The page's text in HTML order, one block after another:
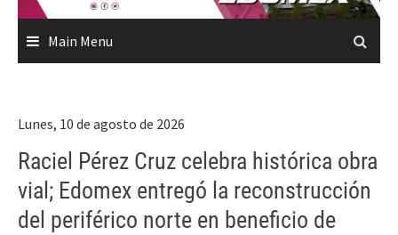
Main Menu
Lunes, 10 de agosto de 2026
Raciel Pérez Cruz celebra histórica obra
vial; Edomex entregó la reconstrucción
del periférico norte en beneficio de